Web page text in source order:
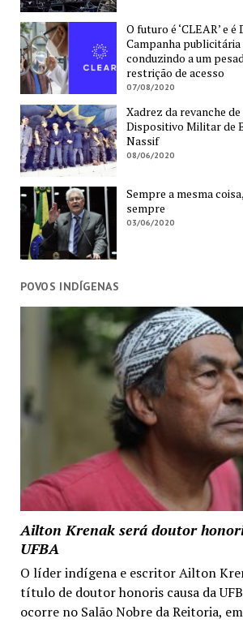
O futuro é ‘CLEAR’ e
Campanha
conduzindo a um
restrição de acesso
07/08/2020
Xadrez da revanche
Dispositivo Militar de
Nassif
08/06/2020
Sempre a mesma
sempre
03/06/2020
POVOS INDÍGENAS
Ailton Krenak será doutor
UFBA
O líder indígena e escritor Ailton
título de doutor honoris causa da
ocorre no Salão Nobre da Reitoria,